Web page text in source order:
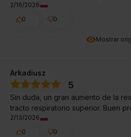
Mostrar
2/16/2026
0
0
Arkadiusz
5
Sin duda, un gran aumento de la
tracto respiratorio superior. Buen
2/13/2026
0
0